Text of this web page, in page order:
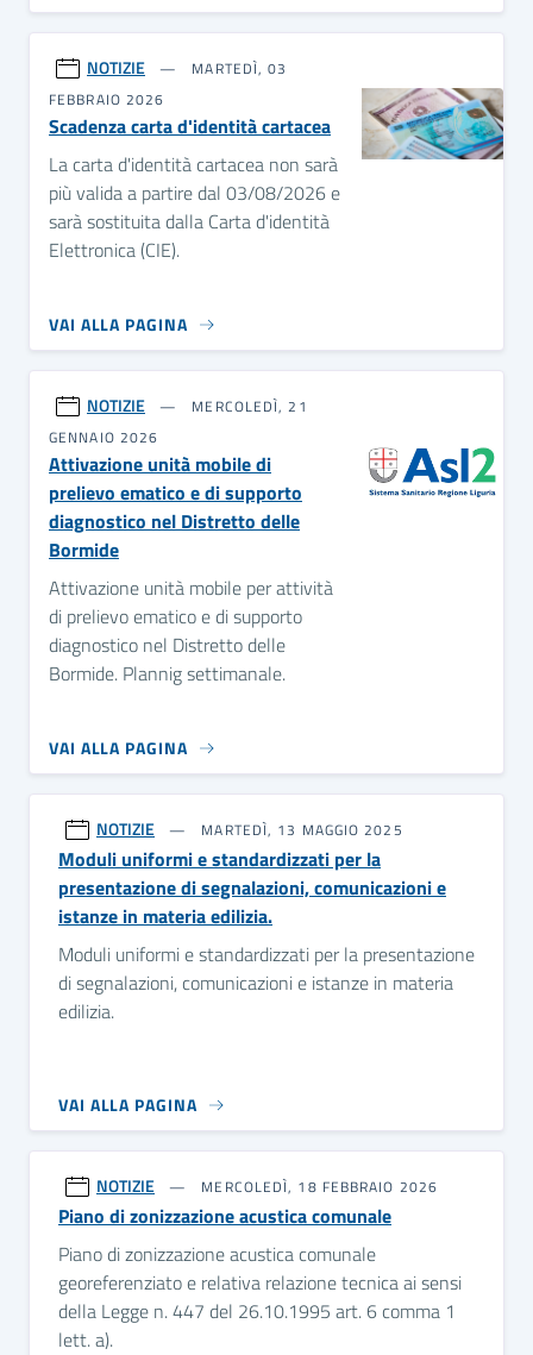
NOTIZIE
MARTEDÌ, 03
FEBBRAIO 2026
Scadenza carta d'identità cartacea
La carta d'identità cartacea non sarà
più valida a partire dal 03/08/2026 e
sarà sostituita dalla Carta d'identità
Elettronica (CIE).
VAI ALLA PAGINA
NOTIZIE
MERCOLEDÌ, 21
GENNAIO 2026
Attivazione unità mobile di
prelievo ematico e di supporto
diagnostico nel Distretto delle
Bormide
Attivazione unità mobile per attività
di prelievo ematico e di supporto
diagnostico nel Distretto delle
Bormide. Plannig settimanale.
VAI ALLA PAGINA
NOTIZIE MARTEDÌ, 13 MAGGIO 2025
Moduli uniformi e standardizzati per la
presentazione di segnalazioni, comunicazioni e
istanze in materia edilizia.
Moduli uniformi e standardizzati per la presentazione
di segnalazioni, comunicazioni e istanze in materia
edilizia.
VAI ALLA PAGINA
NOTIZIE MERCOLEDÌ, 18 FEBBRAIO 2026
Piano di zonizzazione acustica comunale
Piano di zonizzazione acustica comunale
georeferenziato e relativa relazione tecnica ai sensi
della Legge n. 447 del 26.10.1995 art. 6 comma 1
lett. a).